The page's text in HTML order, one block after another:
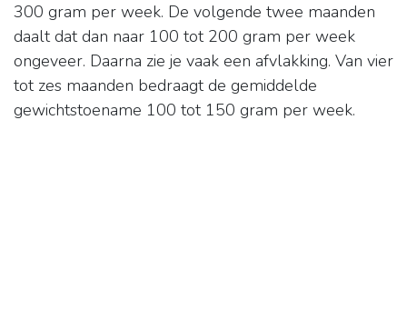
300 gram per week. De volgende twee maanden
daalt dat dan naar 100 tot 200 gram per week
ongeveer. Daarna zie je vaak een afvlakking. Van vier
tot zes maanden bedraagt de gemiddelde
gewichtstoename 100 tot 150 gram per week.